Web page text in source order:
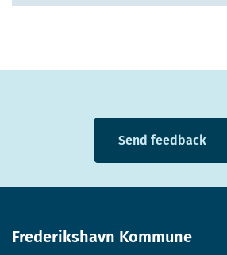
Send feedback
Frederikshavn Kommune